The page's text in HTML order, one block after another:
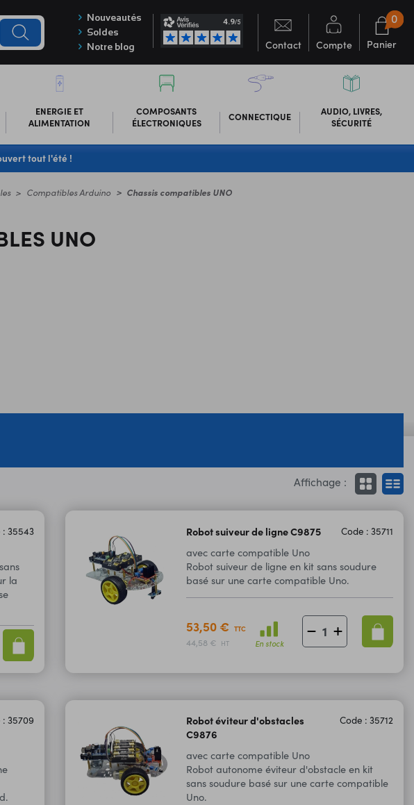
Nouveautés
Soldes
Notre blog
Contact Compte Panier
0
ENERGIE ET
ALIMENTATION
COMPOSANTS
ÉLECTRONIQUES
CONNECTIQUE
AUDIO, LIVRES,
SÉCURITÉ
tout l'été !
Compatibles Arduino Chassis compatibles UNO
UNO
Affichage :
: 35543
la
Robot suiveur de ligne C9875 Code : 35711
avec carte compatible Uno
Robot suiveur de ligne en kit sans soudure
basé sur une carte compatible Uno.
53,50 € TTC
44,58 € HT En stock
35709
Robot éviteur d'obstacles
C9876
Code : 35712
avec carte compatible Uno
Robot autonome éviteur d'obstacle en kit
sans soudure basé sur une carte compatible
Uno.